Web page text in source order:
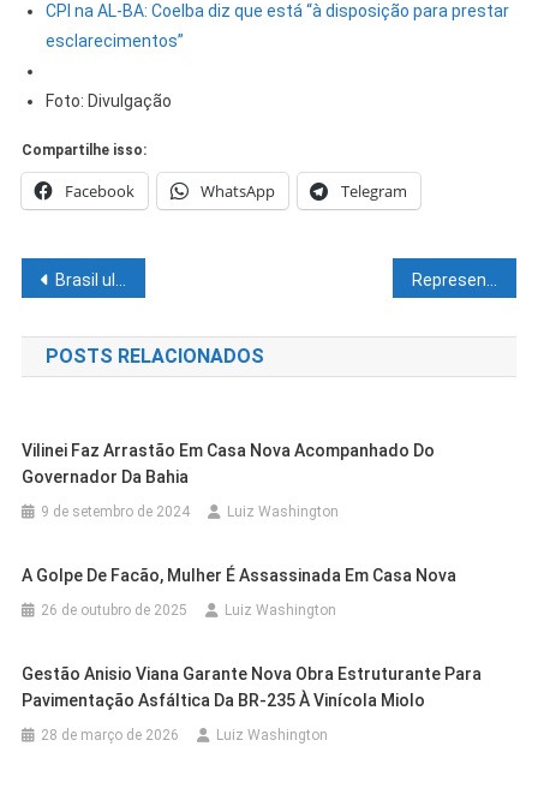
CPI na AL-BA: Coelba diz que está “à disposição para prestar
esclarecimentos”
Foto: Divulgação
Compartilhe isso:
Facebook WhatsApp Telegram
Navegação
de
Post
Brasil ultrapassa 300 milhões de doses de vacina contra Covid aplicadas Representantes de Petrolina participam da feira Campos Party em São Paulo
POSTS RELACIONADOS
Vilinei Faz Arrastão Em Casa Nova Acompanhado Do
Governador Da Bahia
9 de setembro de 2024 Luiz Washington
A Golpe De Facão, Mulher É Assassinada Em Casa Nova
26 de outubro de 2025 Luiz Washington
Gestão Anisio Viana Garante Nova Obra Estruturante Para
Pavimentação Asfáltica Da BR-235 À Vinícola Miolo
28 de março de 2026 Luiz Washington
Prefeitura De Casa Nova Promove
Cidades Petrolina
IFSertãoPE/Zona Rural Inscreve Até